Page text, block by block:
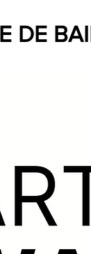
DE